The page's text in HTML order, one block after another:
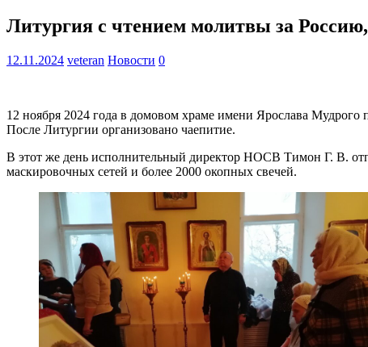
Литургия с чтением молитвы за
12.11.2024 veteran Новости 0
12 ноября 2024 года в домовом храме имени Ярослава
После Литургии организовано чаепитие.
В этот же день исполнительный директор НОСВ Тимон Г. В.
маскировочных сетей и более 2000 окопных свечей.